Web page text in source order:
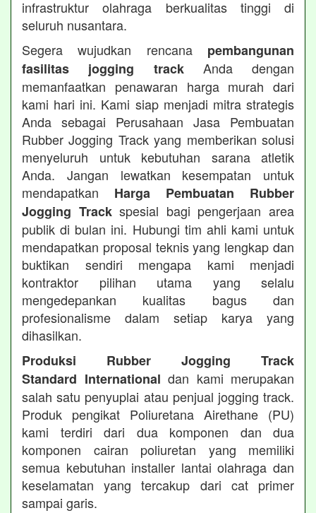
infrastruktur olahraga berkualitas tinggi di
seluruh nusantara.
Segera wujudkan rencana pembangunan
fasilitas jogging trackAnda dengan
memanfaatkan penawaran harga murah dari
kami hari ini. Kami siap menjadi mitra strategis
Anda sebagai Perusahaan Jasa Pembuatan
Rubber Jogging Track yang memberikan solusi
menyeluruh untuk kebutuhan sarana atletik
Anda. Jangan lewatkan kesempatan untuk
mendapatkan Harga Pembuatan Rubber
Jogging Trackspesial bagi pengerjaan area
publik di bulan ini. Hubungi tim ahli kami untuk
mendapatkan proposal teknis yang lengkap dan
buktikan sendiri mengapa kami menjadi
kontraktor pilihan utama yang selalu
mengedepankan kualitas bagus dan
profesionalisme dalam setiap karya yang
dihasilkan.
Produksi Rubber Jogging Track
Standard International dan kami merupakan
salah satu penyuplai atau penjual jogging track.
Produk pengikat Poliuretana Airethane (PU)
kami terdiri dari dua komponen dan dua
komponen cairan poliuretan yang memiliki
semua kebutuhan installer lantai olahraga dan
keselamatan yang tercakup dari cat primer
sampai garis.